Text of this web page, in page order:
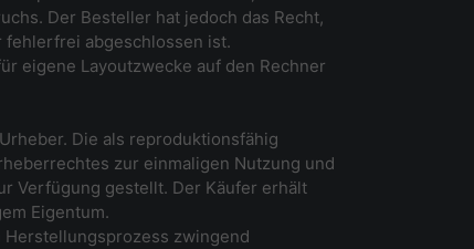
Der Besteller hat jedoch das Recht,
fehlerfrei abgeschlossen ist.
eigene Layoutzwecke auf den Rechner
Die als reproduktionsfähig
zur einmaligen Nutzung und
Verfügung gestellt. Der Käufer erhält
Eigentum.
zwingend